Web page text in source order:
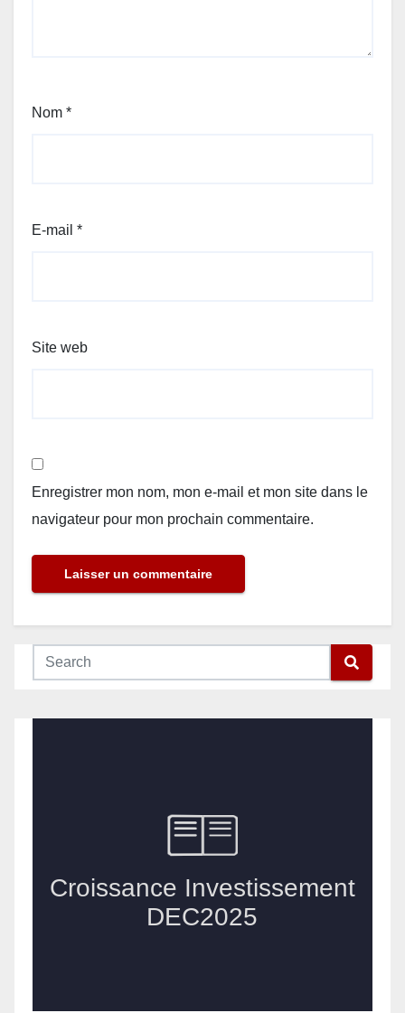
Nom *
E-mail *
Site web
Enregistrer mon nom, mon e-mail et mon site dans le
navigateur pour mon prochain commentaire.